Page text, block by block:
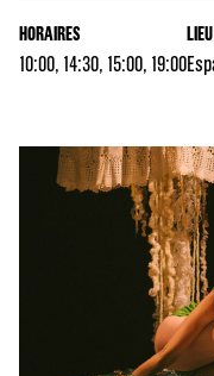
HORAIRES
10:00, 14:30, 15:00, 19:00
LIEU